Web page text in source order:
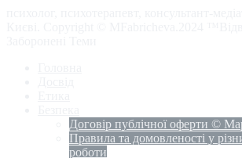
Договір публічної оферти ©
Правила та домовленості у
роботи